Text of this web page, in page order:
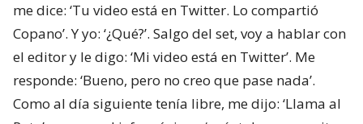
me dice: ‘Tu video está en Twitter. Lo compartió
Copano’. Y yo: ‘¿Qué?’. Salgo del set, voy a hablar con
el editor y le digo: ‘Mi video está en Twitter’. Me
responde: ‘Bueno, pero no creo que pase nada’.
Como al día siguiente tenía libre, me dijo: ‘Llama al